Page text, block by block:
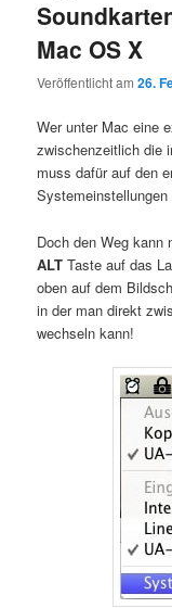
Mac OS X
Veröffentlicht am26.
Wer unter Mac eine
zwischenzeitlich die
muss dafür auf den
Systemeinstellungen
Doch den Weg
ALT Taste auf das
oben auf dem
in der man direkt
wechseln kann!